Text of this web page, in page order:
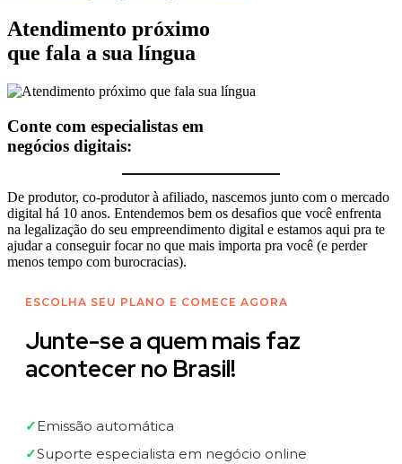
Atendimento próximo
que fala a sua língua
Conte com especialistas em
negócios digitais:
De produtor, co-produtor à afiliado, nascemos junto com o mercado
digital há 10 anos. Entendemos bem os desafios que você enfrenta
na legalização do seu empreendimento digital e estamos aqui pra te
ajudar a conseguir focar no que mais importa pra você (e perder
menos tempo com burocracias).
ESCOLHA SEU PLANO E COMECE AGORA
Junte-se a quem mais faz
acontecer no Brasil!
✓Emissão automática
✓Suporte especialista em negócio online